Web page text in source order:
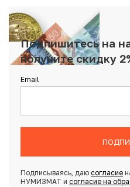
Подпишитесь на
получите скидку
Email
Подписываясь, даю согласие
НУМИЗМАТ и согласие на